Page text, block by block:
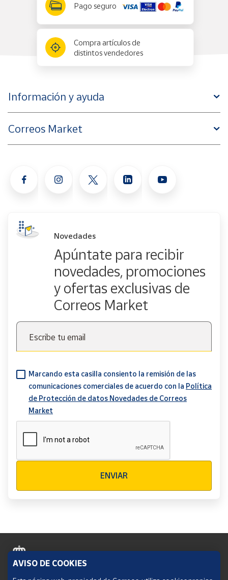
Pago seguro
Compra artículos de
distintos vendedores
Información y ayuda
Correos Market
Novedades
Apúntate para recibir
novedades, promociones
y ofertas exclusivas de
Correos Market
Escribe tu email
Marcando esta casilla consiento la remisión de las
comunicaciones comerciales de acuerdo con la Política
de Protección de datos Novedades de Correos
Market
ENVIAR
Política de cookies
AVISO DE COOKIES